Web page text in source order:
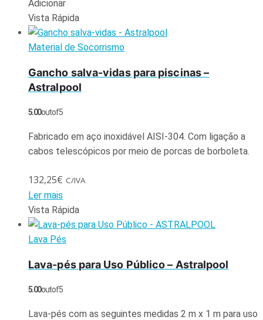
Adicionar
Vista Rápida
Material de Socorrismo
Gancho salva-vidas para piscinas –
Astralpool
5.00out of 5
Fabricado em aço inoxidável AISI-304. Com ligação a
cabos telescópicos por meio de porcas de borboleta.
132,25€ C/IVA
Ler mais
Vista Rápida
Lava Pés
Lava-pés para Uso Público – Astralpool
5.00out of 5
Lava-pés com as seguintes medidas 2 m x 1 m para uso